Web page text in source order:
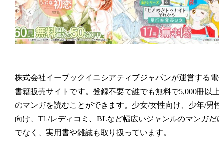
株式会社イーブックイニシアティブジャパンが運営する
書籍販売サイトです。登録不要で誰でも無料で5,000冊以
のマンガを読むことができます。少女/女性向け、少年/男
向け、TL/レディコミ、BLなど幅広いジャンルのマンガだ
でなく、実用書や雑誌も取り扱っています。